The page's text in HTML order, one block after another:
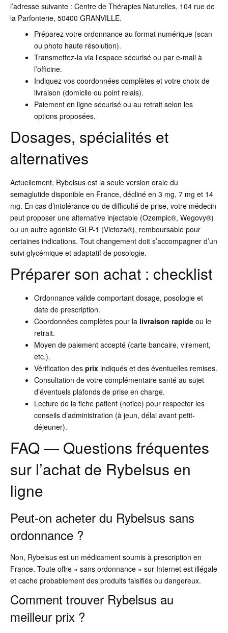
l’adresse suivante : Centre de Thérapies Naturelles, 104 rue de
la Parfonterie, 50400 GRANVILLE.
Préparez votre ordonnance au format numérique (scan
ou photo haute résolution).
Transmettez-la via l’espace sécurisé ou par e-mail à
l’officine.
Indiquez vos coordonnées complètes et votre choix de
livraison (domicile ou point relais).
Paiement en ligne sécurisé ou au retrait selon les
options proposées.
Dosages, spécialités et
alternatives
Actuellement, Rybelsus est la seule version orale du
semaglutide disponible en France, décliné en 3 mg, 7 mg et 14
mg. En cas d’intolérance ou de difficulté de prise, votre médecin
peut proposer une alternative injectable (Ozempic®, Wegovy®)
ou un autre agoniste GLP-1 (Victoza®), remboursable pour
certaines indications. Tout changement doit s’accompagner d’un
suivi glycémique et adaptatif de posologie.
Préparer son achat : checklist
Ordonnance valide comportant dosage, posologie et
date de prescription.
Coordonnées complètes pour la livraison rapideou le
retrait.
Moyen de paiement accepté (carte bancaire, virement,
etc.).
Vérification des prixindiqués et des éventuelles remises.
Consultation de votre complémentaire santé au sujet
d’éventuels plafonds de prise en charge.
Lecture de la fiche patient (notice) pour respecter les
conseils d’administration (à jeun, délai avant petit-
déjeuner).
FAQ — Questions fréquentes
sur l’achat de Rybelsus en
ligne
Peut-on acheter du Rybelsus sans
ordonnance ?
Non, Rybelsus est un médicament soumis à prescription en
France. Toute offre « sans ordonnance » sur Internet est illégale
et cache probablement des produits falsifiés ou dangereux.
Comment trouver Rybelsus au
meilleur prix ?